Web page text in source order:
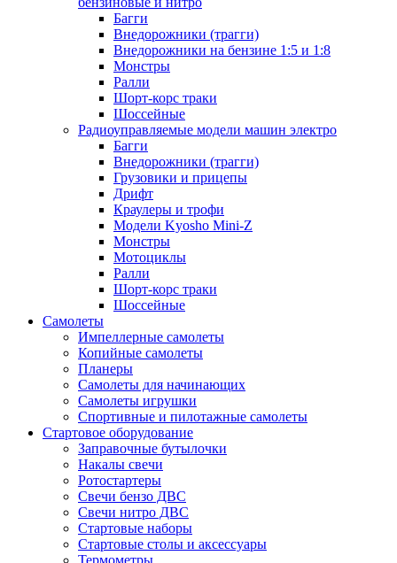
Багги
Внедорожники (трагги)
Внедорожники на бензине 1:5 и 1:8
Монстры
Ралли
Шорт-корс траки
Шоссейные
Радиоуправляемые модели машин электро
Багги
Внедорожники (трагги)
Грузовики и прицепы
Дрифт
Краулеры и трофи
Модели Kyosho Mini-Z
Монстры
Мотоциклы
Ралли
Шорт-корс траки
Шоссейные
Самолеты
Импеллерные самолеты
Копийные самолеты
Планеры
Самолеты для начинающих
Самолеты игрушки
Спортивные и пилотажные самолеты
Стартовое оборудование
Заправочные бутылочки
Накалы свечи
Ротостартеры
Свечи бензо ДВС
Свечи нитро ДВС
Стартовые наборы
Стартовые столы и аксессуары
Термометры